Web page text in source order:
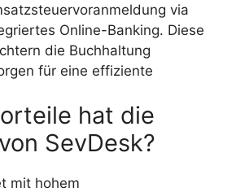
via
Online-Banking. Diese
die Buchhaltung
für eine effiziente
hat die
SevDesk?
mit hohem